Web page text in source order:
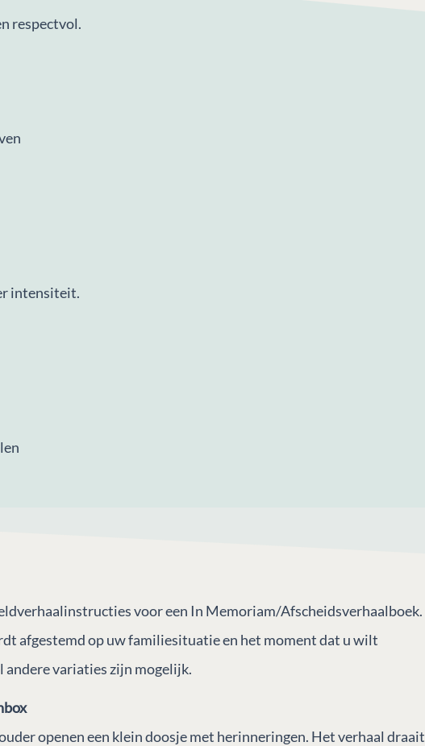
respectvol.
intensiteit.
voor een In Memoriam/Afscheidsverhaalboek.
afgestemd op uw familiesituatie en het moment dat u wilt
andere variaties zijn mogelijk.
openen een klein doosje met herinneringen. Het verhaal draait